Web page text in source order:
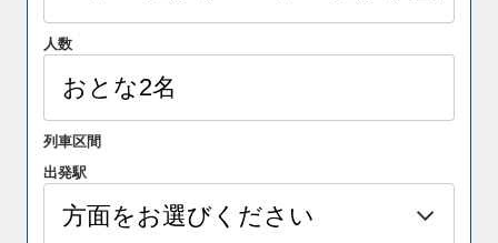
人数
列車区間
出発駅